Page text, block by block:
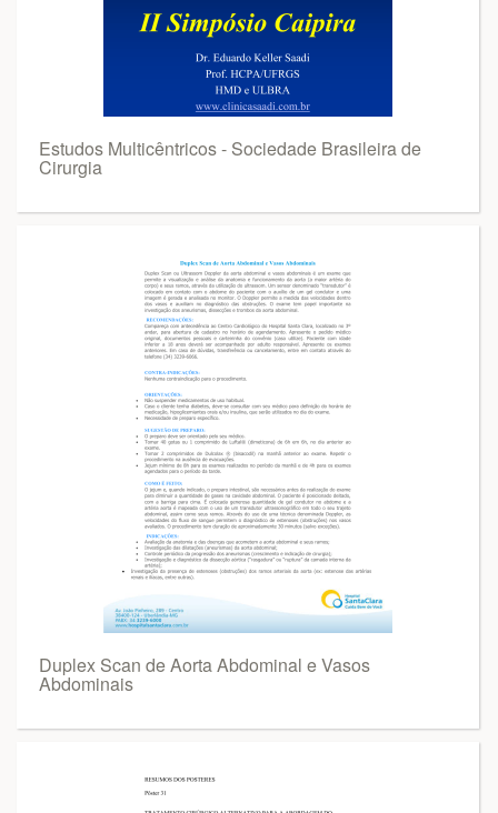
Estudos Multicêntricos - Sociedade Brasileira de
Cirurgia
Duplex Scan de Aorta Abdominal e Vasos
Abdominais